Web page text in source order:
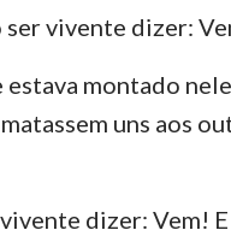
2
vivente dizer:
estava montado
uns aos
dizer: Vem! E